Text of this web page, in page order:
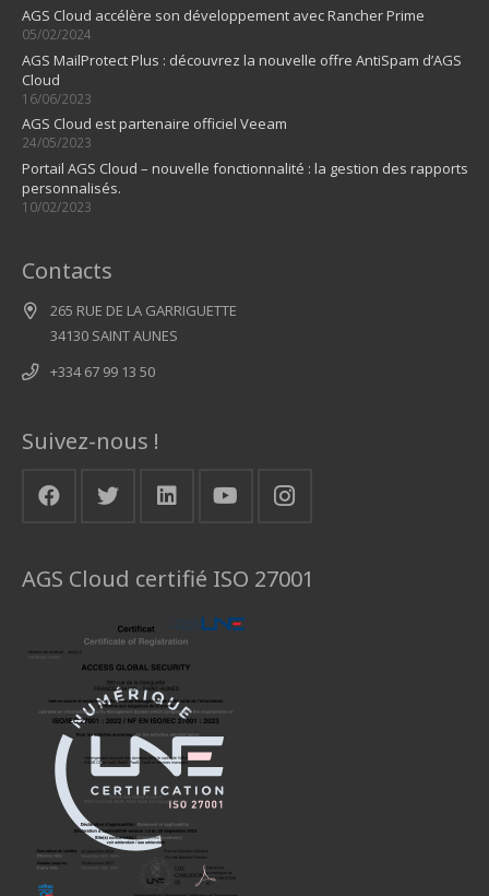
AGS Cloud accélère son développement avec Rancher Prime
05/02/2024
AGS MailProtect Plus : découvrez la nouvelle offre AntiSpam d’AGS
Cloud
16/06/2023
AGS Cloud est partenaire officiel Veeam
24/05/2023
Portail AGS Cloud – nouvelle fonctionnalité : la gestion des rapports
personnalisés.
10/02/2023
Contacts
265 RUE DE LA GARRIGUETTE
34130 SAINT AUNES
+334 67 99 13 50
Suivez-nous !
AGS Cloud certifié ISO 27001